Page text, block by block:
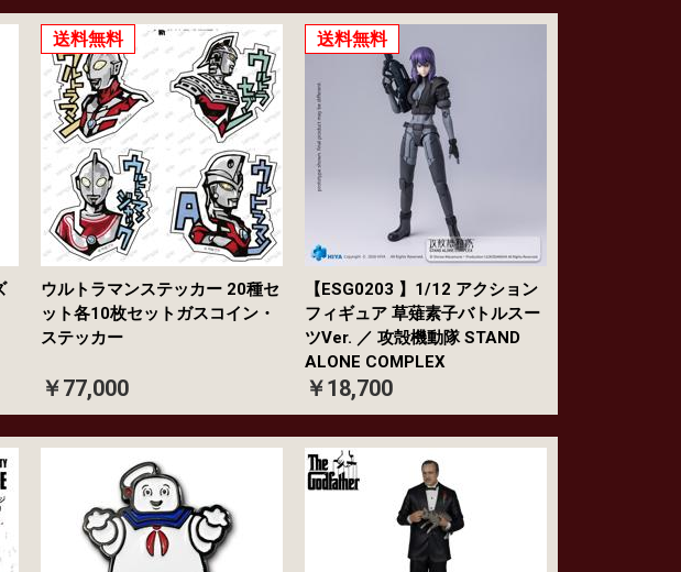
送料無料
ウルトラマンステッカー 20種セ
ット各10枚セットガスコイン・
ステッカー
￥77,000
送料無料
【ESG0203 】1/12 アクション
フィギュア 草薙素子バトルスー
ツVer. ／ 攻殻機動隊 STAND
ALONE COMPLEX
￥18,700